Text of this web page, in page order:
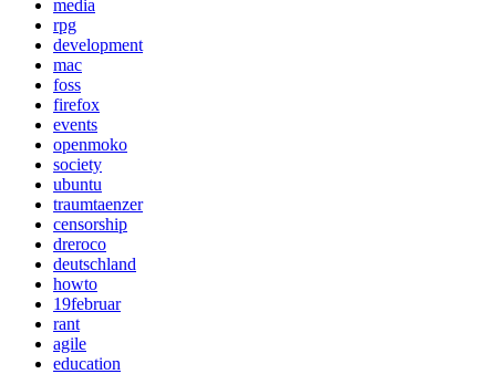
media
rpg
development
mac
foss
firefox
events
openmoko
society
ubuntu
traumtaenzer
censorship
dreroco
deutschland
howto
19februar
rant
agile
education